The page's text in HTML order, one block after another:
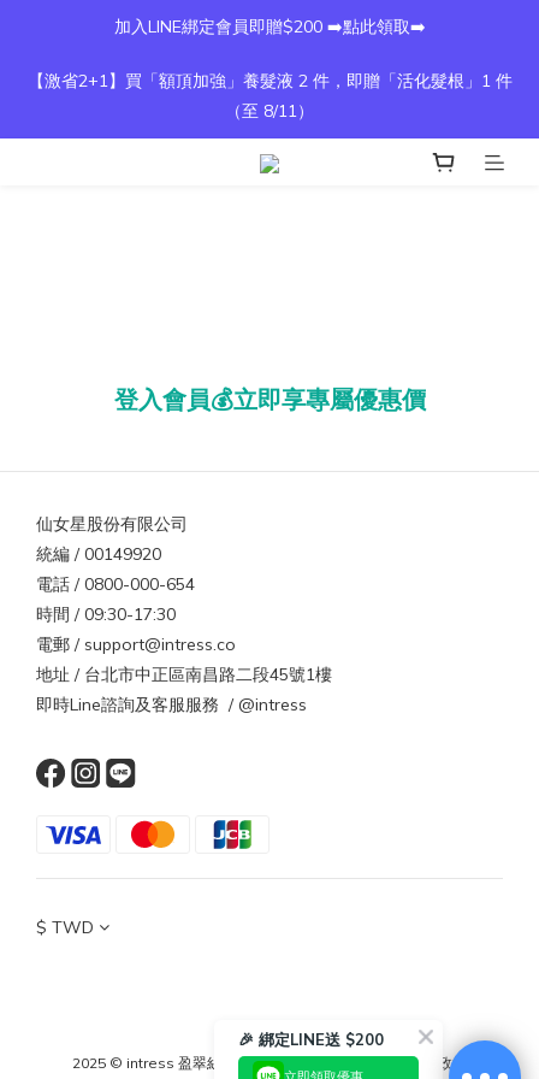
加入LINE綁定會員即贈$200 ➡️點此領取➡️
【激省2+1】買「額頂加強」養髮液 2 件，即贈「活化髮根」1 件
（至 8/11）
登入會員💰立即享專屬優惠價
仙女星股份有限公司
統編 / 00149920
電話 / 0800-000-654
時間 / 09:30-17:30
電郵 / support@intress.co
地址 / 台北市中正區南昌路二段45號1樓
即時Line諮詢及客服服務 / @intress
$ TWD
2025 © intress 盈翠絲 條款與細則｜隱私政策｜退換貨政策
🎉 綁定LINE送 $200